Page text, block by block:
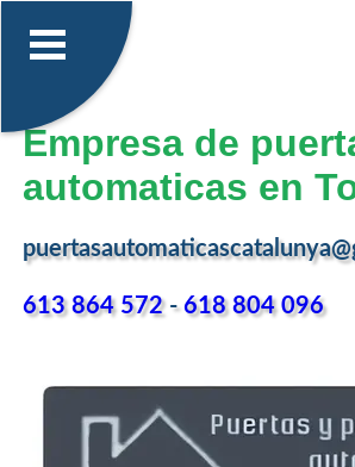
Empresa de
automaticas en
613 864 572-618 804 096